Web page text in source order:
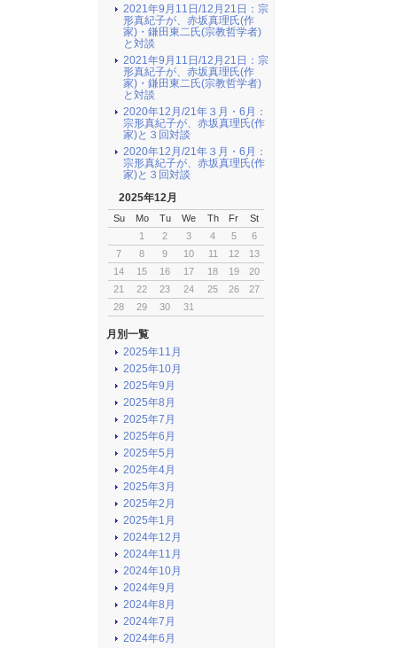
2021年9月11日/12月21日：宗
形真紀子が、赤坂真理氏(作
家)・鎌田東二氏(宗教哲学者)
と対談
2021年9月11日/12月21日：宗
形真紀子が、赤坂真理氏(作
家)・鎌田東二氏(宗教哲学者)
と対談
2020年12月/21年３月・6月：
宗形真紀子が、赤坂真理氏(作
家)と３回対談
2020年12月/21年３月・6月：
宗形真紀子が、赤坂真理氏(作
家)と３回対談
2025年12月
Su Mo Tu We Th Fr
St
1
2 3 4 5
6
7
8 9 10 11 12
13
14
15 16 17 18 19
20
21
22 23 24 25 26
27
28
29 30 31
月別一覧
2025年11月
2025年10月
2025年9月
2025年8月
2025年7月
2025年6月
2025年5月
2025年4月
2025年3月
2025年2月
2025年1月
2024年12月
2024年11月
2024年10月
2024年9月
2024年8月
2024年7月
2024年6月